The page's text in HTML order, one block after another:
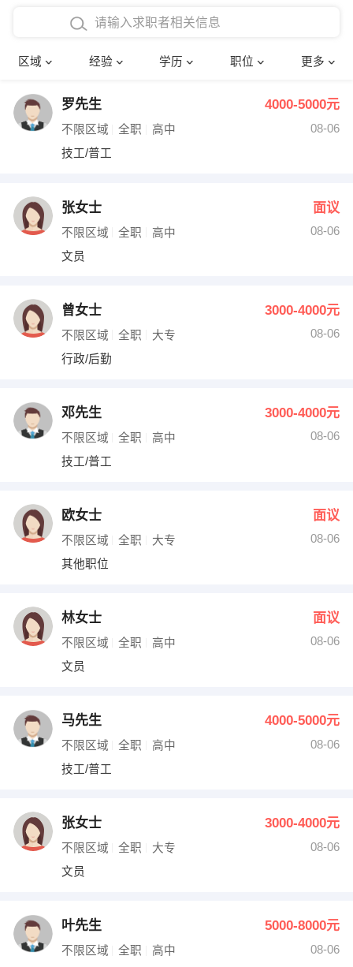
区域 经验 学历 职位 更多
在校学生工作经验
四年以上工作经验
五年以上工作经验
博士
文员 护士
财务会计
网络IT
收银员
水电/机修
编辑 法律
其他职位
确定
罗先生 4000-5000元
不限区域 全职 高中
08-06
技工/普工
张女士 面议
不限区域 全职 高中
08-06
文员
曾女士 3000-4000元
不限区域 全职 大专
08-06
行政/后勤
邓先生 3000-4000元
不限区域 全职 高中
08-06
技工/普工
欧女士 面议
不限区域 全职 大专
08-06
其他职位
林女士 面议
不限区域 全职 高中
08-06
文员
马先生 4000-5000元
不限区域 全职 高中
08-06
技工/普工
张女士 3000-4000元
不限区域 全职 大专
08-06
文员
叶先生 5000-8000元
不限区域 全职 高中
08-06